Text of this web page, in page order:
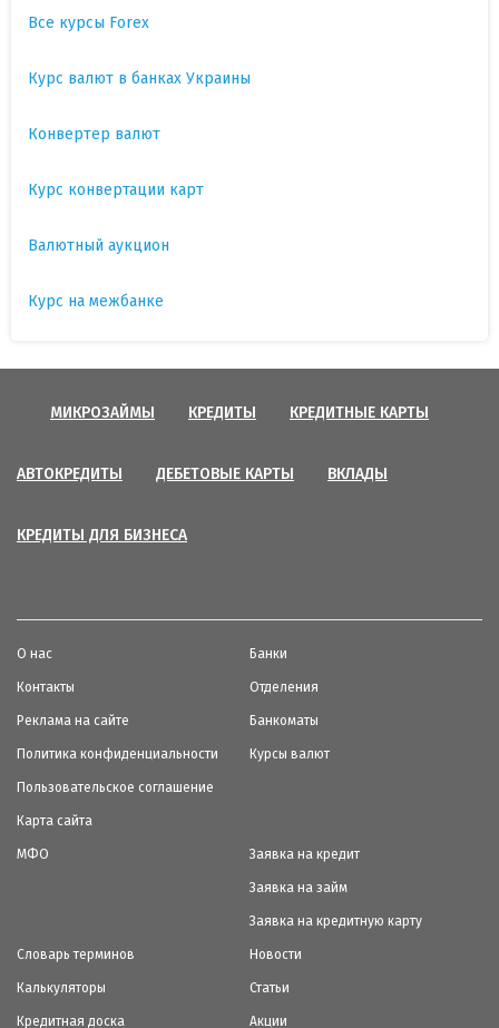
Все курсы Forex
Курс валют в банках Украины
Конвертер валют
Курс конвертации карт
Валютный аукцион
Курс на межбанке
МИКРОЗАЙМЫ КРЕДИТЫ КРЕДИТНЫЕ КАРТЫ
АВТОКРЕДИТЫ ДЕБЕТОВЫЕ КАРТЫ ВКЛАДЫ
КРЕДИТЫ ДЛЯ БИЗНЕСА
О нас
Контакты
Реклама на сайте
Политика конфиденциальности
Пользовательское соглашение
Карта сайта
Банки
Отделения
Банкоматы
Курсы валют
МФО Заявка на кредит
Заявка на займ
Заявка на кредитную карту
Словарь терминов
Калькуляторы
Кредитная доска
Новости
Статьи
Акции